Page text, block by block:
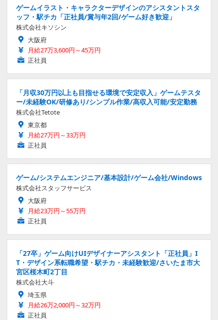
ゲームイラスト・キャラクターデザインのアシスタントスタ
ッフ・駅チカ「正社員/賞与年2回/ゲーム好き歓迎」
株式会社キソシン
大阪府
月給27万3,600円～45万円
正社員
「月収30万円以上も目指せる環境で安定収入」ゲームテスタ
ー/未経験OK/研修あり/シンプル作業/高収入可能/安定勤務
株式会社Tetote
東京都
月給27万円～33万円
正社員
ゲーム/システムエンジニア/基本設計/ゲーム会社/Windows
株式会社スタッフサービス
大阪府
月給23万円～55万円
正社員
「27卒」ゲーム向けUIデザイナーアシスタント「正社員」I
T・デザイン系転職希望・駅チカ・未経験歓迎/さいたま市大
宮区桜木町2丁目
株式会社大斗
埼玉県
月給26万2,000円～32万円
正社員